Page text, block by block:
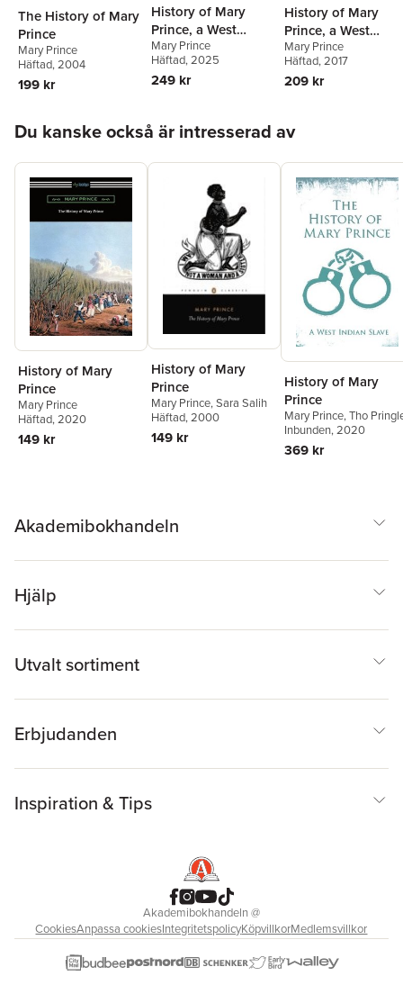
The History of Mary
Prince
Mary Prince
Häftad, 2004
199 kr
History of Mary
Prince, a West
Indian Slave
Mary Prince
Häftad, 2025
249 kr
History of Mary
Prince, a West
Indian Slave
Mary Prince
Häftad, 2017
209 kr
Du kanske också är intresserad av
History of Mary
Prince
Mary Prince
Häftad, 2020
149 kr
History of Mary
Prince
Mary Prince,Sara Salih
Häftad, 2000
149 kr
History of Mary
Prince
Mary Prince,Tho
Inbunden, 2020
369 kr
Akademibokhandeln
Hjälp
Utvalt sortiment
Erbjudanden
Inspiration & Tips
Akademibokhandeln@
CookiesAnpassa cookiesIntegritetspolicyKöpvillkorMedlemsvillkor